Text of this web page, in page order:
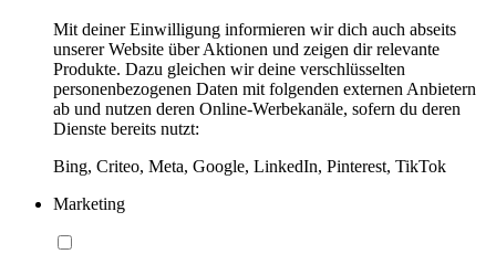
Mit deiner Einwilligung informieren wir dich auch abseits
unserer Website über Aktionen und zeigen dir relevante
Produkte. Dazu gleichen wir deine verschlüsselten
personenbezogenen Daten mit folgenden externen Anbietern
ab und nutzen deren Online-Werbekanäle, sofern du deren
Dienste bereits nutzt:
Bing, Criteo, Meta, Google, LinkedIn, Pinterest, TikTok
Marketing